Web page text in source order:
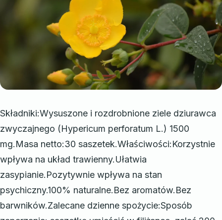
Składniki:Wysuszone i rozdrobnione ziele dziurawca
zwyczajnego (Hypericum perforatum L.) 1500
mg.Masa netto:30 saszetek.Właściwości:Korzystnie
wpływa na układ trawienny.Ułatwia
zasypianie.Pozytywnie wpływa na stan
psychiczny.100% naturalne.Bez aromatów.Bez
barwników.Zalecane dzienne spożycie:Sposób